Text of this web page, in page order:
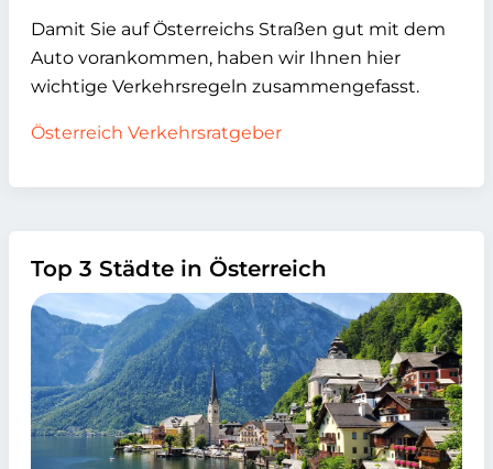
Damit Sie auf Österreichs Straßen gut mit dem
Auto vorankommen, haben wir Ihnen hier
wichtige Verkehrsregeln zusammengefasst.
Österreich Verkehrsratgeber
Top 3 Städte in Österreich